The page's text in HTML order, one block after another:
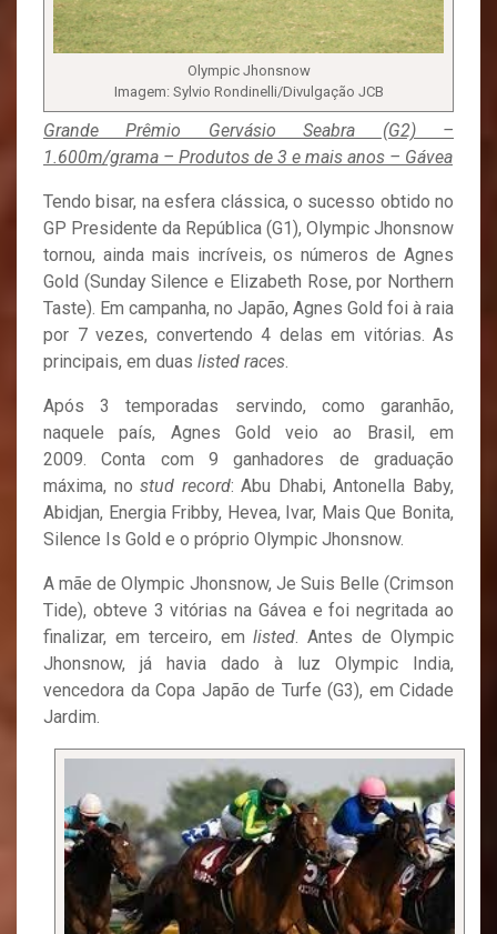
Olympic Jhonsnow
Imagem: Sylvio Rondinelli/Divulgação JCB
Grande Prêmio Gervásio Seabra (G2) –
1.600m/grama – Produtos de 3 e mais anos – Gávea
Tendo bisar, na esfera clássica, o sucesso obtido no
GP Presidente da República (G1), Olympic Jhonsnow
tornou, ainda mais incríveis, os números de Agnes
Gold (Sunday Silence e Elizabeth Rose, por Northern
Taste). Em campanha, no Japão, Agnes Gold foi à raia
por 7 vezes, convertendo 4 delas em vitórias. As
principais, em duas listed races.
Após 3 temporadas servindo, como garanhão,
naquele país, Agnes Gold veio ao Brasil, em
2009. Conta com 9 ganhadores de graduação
máxima, nostud record: Abu Dhabi, Antonella Baby,
Abidjan, Energia Fribby, Hevea, Ivar, Mais Que Bonita,
Silence Is Gold e o próprio Olympic Jhonsnow.
A mãe de Olympic Jhonsnow, Je Suis Belle (Crimson
Tide), obteve 3 vitórias na Gávea e foi negritada ao
finalizar, em terceiro, emlisted. Antes de Olympic
Jhonsnow, já havia dado à luz Olympic India,
vencedora da Copa Japão de Turfe (G3), em Cidade
Jardim.